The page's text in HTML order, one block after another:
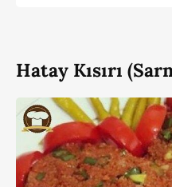
Hatay Kısırı